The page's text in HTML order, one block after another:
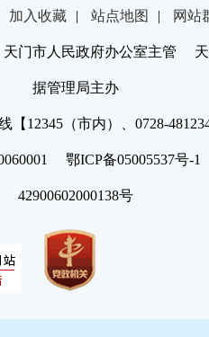
加入收藏 | 站点地图 | 网站
门市人民政府办公室主管 天
据管理局主办
【12345（市内）、0728-
鄂ICP备05005537号
42900602000138号